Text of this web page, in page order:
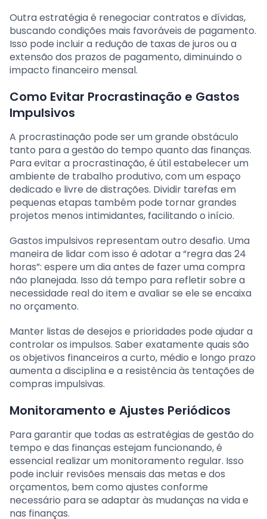
Outra estratégia é renegociar contratos e dívidas,
buscando condições mais favoráveis de pagamento.
Isso pode incluir a redução de taxas de juros ou a
extensão dos prazos de pagamento, diminuindo o
impacto financeiro mensal.
Como Evitar Procrastinação e Gastos
Impulsivos
A procrastinação pode ser um grande obstáculo
tanto para a gestão do tempo quanto das finanças.
Para evitar a procrastinação, é útil estabelecer um
ambiente de trabalho produtivo, com um espaço
dedicado e livre de distrações. Dividir tarefas em
pequenas etapas também pode tornar grandes
projetos menos intimidantes, facilitando o início.
Gastos impulsivos representam outro desafio. Uma
maneira de lidar com isso é adotar a “regra das 24
horas”: espere um dia antes de fazer uma compra
não planejada. Isso dá tempo para refletir sobre a
necessidade real do item e avaliar se ele se encaixa
no orçamento.
Manter listas de desejos e prioridades pode ajudar a
controlar os impulsos. Saber exatamente quais são
os objetivos financeiros a curto, médio e longo prazo
aumenta a disciplina e a resistência às tentações de
compras impulsivas.
Monitoramento e Ajustes Periódicos
Para garantir que todas as estratégias de gestão do
tempo e das finanças estejam funcionando, é
essencial realizar um monitoramento regular. Isso
pode incluir revisões mensais das metas e dos
orçamentos, bem como ajustes conforme
necessário para se adaptar às mudanças na vida e
nas finanças.